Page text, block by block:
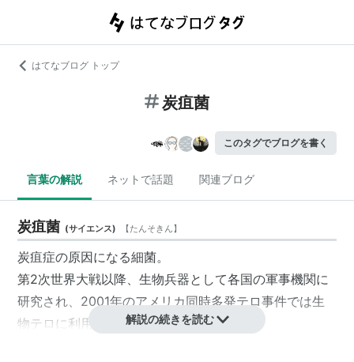
はてなブログ トップ
炭疽菌
このタグでブログを書く
言葉の解説 ネットで話題 関連ブログ
炭疽菌 (サイエンス) 【たんそきん】
炭疽症の原因になる細菌。
第2次世界大戦以降、生物兵器として各国の軍事機関に
研究され、2001年のアメリカ同時多発テロ事件では生
物テロに利用された。解説の続きを読む